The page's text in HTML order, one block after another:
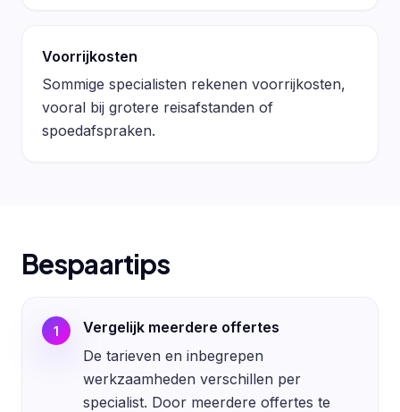
Voorrijkosten
Sommige specialisten rekenen voorrijkosten,
vooral bij grotere reisafstanden of
spoedafspraken.
Bespaartips
1
Vergelijk meerdere offertes
De tarieven en inbegrepen
werkzaamheden verschillen per
specialist. Door meerdere offertes te